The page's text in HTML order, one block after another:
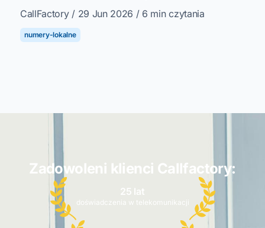
CallFactory / 29 Jun 2026 / 6 min czytania
numery-lokalne
Zadowoleni klienci Callfactory:
25 lat
doświadczenia w telekomunikacji